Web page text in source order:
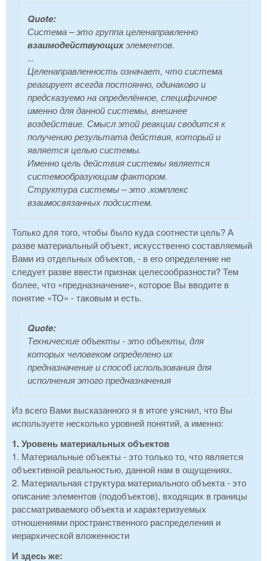
Quote:
Система – это группа целенаправленно
взаимодействующихэлементов.
...
Целенаправленность означает, что система
реагирует всегда постоянно, одинаково и
предсказуемо на определённое, специфичное
именно для данной системы, внешнее
воздействие. Смысл этой реакции сводится к
получению результата действия, который и
является целью системы.
Именно цель действия системы является
системообразующим фактором.
Структура системы – это .комплекс
взаимосвязанных подсистем.
Только для того, чтобы было куда соотнести цель? А
разве материальный объект, искусственно составляемый
Вами из отдельных объектов, - в его определение не
следует разве ввести признак целесообразности? Тем
более, что «предназначение», которое Вы вводите в
понятие «ТО» - таковым и есть.
Quote:
Технические объекты - это объекты, для
которых человеком определено их
предназначение и способ использования для
исполнения этого предназначения
Из всего Вами высказанного я в итоге уяснил, что Вы
используете несколько уровней понятий, а именно:
1. Уровень материальных объектов
1. Материальные объекты - это только то, что является
объективной реальностью, данной нам в ощущениях.
2. Материальная структура материального объекта - это
описание элементов (подобъектов), входящих в границы
рассматриваемого объекта и характеризуемых
отношениями пространственного распределения и
иерархической вложенности
И здесь же: